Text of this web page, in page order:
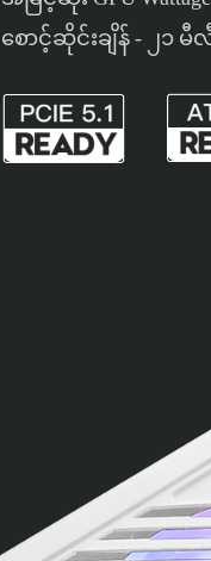
စောင့်ဆိုင်းချိန် - ၂၁